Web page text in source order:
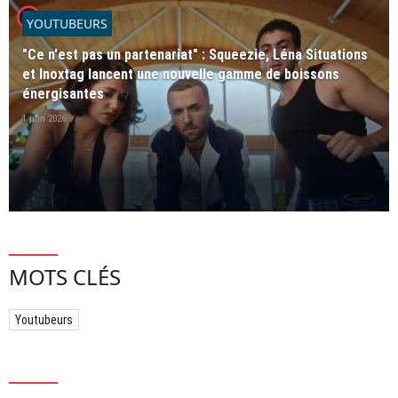
player2YOUTUBEURS
"Ce n'est pas un partenariat" : Squeezie, Léna Situations
et Inoxtag lancent une nouvelle gamme de boissons
énergisantes
1 juin 2026
MOTS CLÉS
Youtubeurs